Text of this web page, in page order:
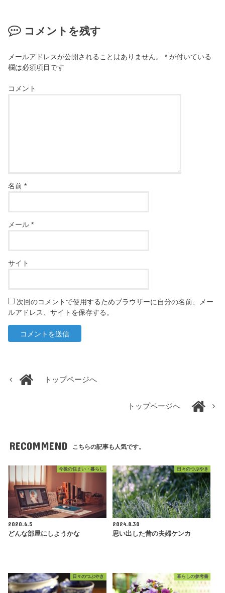
コメントを残す
メールアドレスが公開されることはありません。 * が付いている
欄は必須項目です
コメント
名前*
メール*
サイト
次回のコメントで使用するためブラウザーに自分の名前、メー
ルアドレス、サイトを保存する。
トップページへ
トップページへ
RECOMMEND こちらの記事も人気です。
今後の住まい・暮らし
2020.6.5
どんな部屋にしようかな
日々のつぶやき
2024.8.30
思い出した昔の夫婦ケンカ
日々のつぶやき 暮らしの参考書